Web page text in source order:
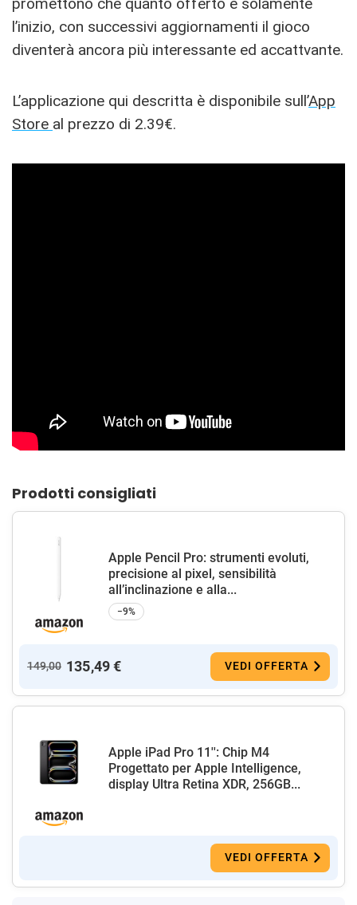
l’inizio, con successivi aggiornamenti il gioco
diventerà ancora più interessante ed accattvante.
L’applicazione qui descritta è disponibile sull’App
Store al prezzo di 2.39€.
Prodotti consigliati
Apple Pencil Pro: strumenti evoluti,
precisione al pixel, sensibilità
all’inclinazione e alla...
−9%
149,00 135,49 € VEDI OFFERTA
Apple iPad Pro 11'': Chip M4
Progettato per Apple Intelligence,
display Ultra Retina XDR, 256GB...
VEDI OFFERTA